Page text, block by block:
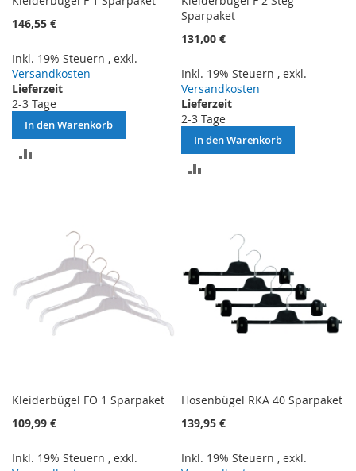
146,55 €
Inkl. 19% Steuern , exkl.
Versandkosten
Lieferzeit
2-3 Tage
In den Warenkorb
Sparpaket
131,00 €
Inkl. 19% Steuern ,exkl.
Versandkosten
Lieferzeit
2-3 Tage
In den Warenkorb
Kleiderbügel FO 1 Sparpaket
109,99 €
Inkl. 19% Steuern , exkl.
Hosenbügel RKA 40 Sparpaket
139,95 €
Inkl. 19% Steuern ,exkl.